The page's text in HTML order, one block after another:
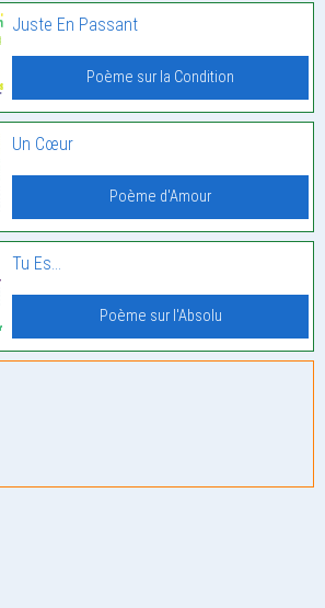
Juste En Passant
Poème sur la Condition
Un Cœur
Poème d'Amour
Tu Es…
Poème sur l'Absolu